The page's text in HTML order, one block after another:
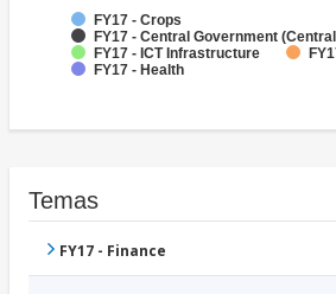
FY17 - Crops
FY17 - Central Government
FY17 - ICT Infrastructure
FY17 - Health
Temas
FY17 - Finance